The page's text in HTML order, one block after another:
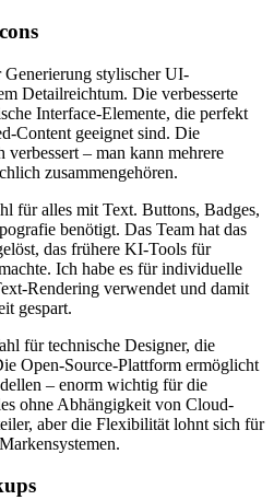
Generierung stylischer UI-
Detailreichtum. Die verbesserte
Interface-Elemente, die perfekt
Content geeignet sind. Die
– man kann mehrere
zusammengehören.
für alles mit Text. Buttons, Badges,
benötigt. Das Team hat das
das frühere KI-Tools für
Ich habe es für individuelle
Rendering verwendet und damit
gespart.
für technische Designer, die
Open-Source-Plattform ermöglicht
– enorm wichtig für die
ohne Abhängigkeit von Cloud-
aber die Flexibilität lohnt sich für